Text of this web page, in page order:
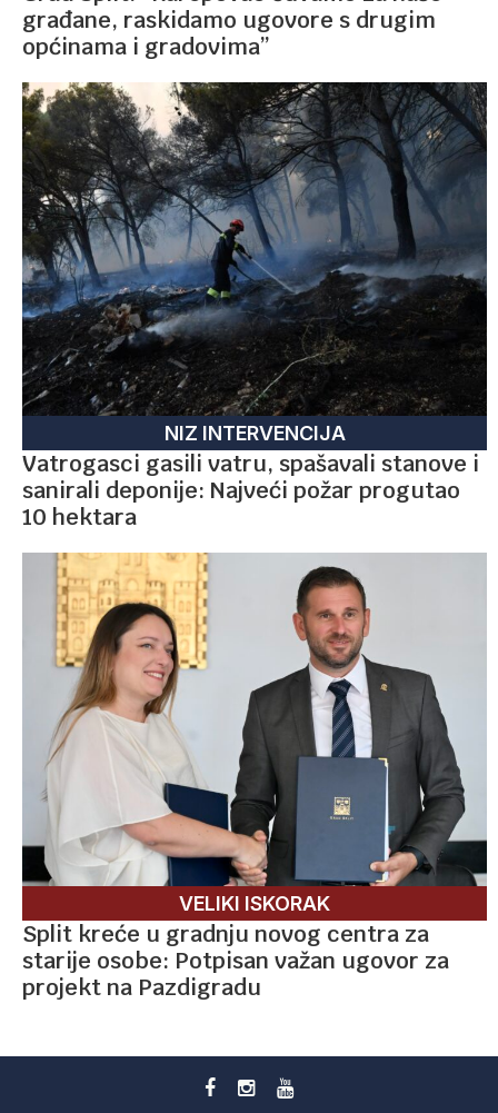
građane, raskidamo ugovore s drugim
općinama i gradovima”
NIZ INTERVENCIJA
Vatrogasci gasili vatru, spašavali stanove i
sanirali deponije: Najveći požar progutao
10 hektara
VELIKI ISKORAK
Split kreće u gradnju novog centra za
starije osobe: Potpisan važan ugovor za
projekt na Pazdigradu